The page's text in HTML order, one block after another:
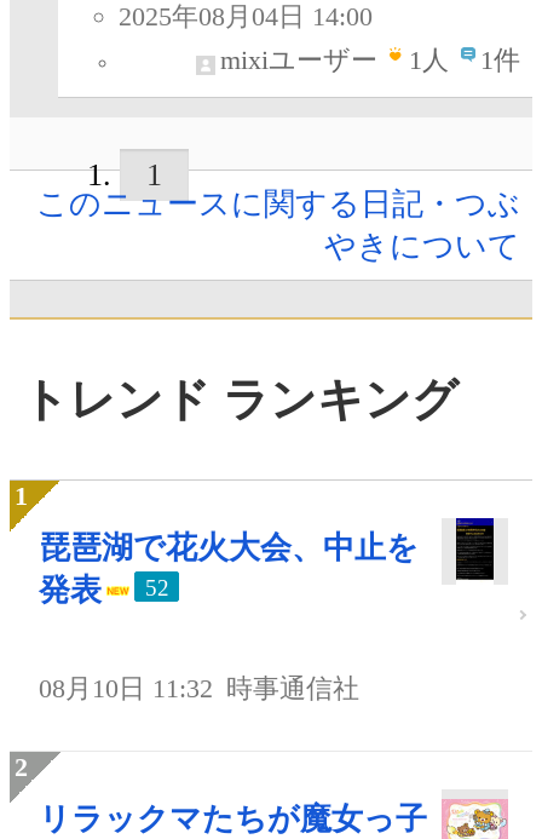
2025年08月04日 14:00
mixiユーザー
1人 1件
1
このニュースに関する日記・つぶ
やきについて
トレンド ランキング
琵琶湖で花火大会、中止を
発表
52
08月10日 11:32 時事通信社
リラックマたちが魔女っ子